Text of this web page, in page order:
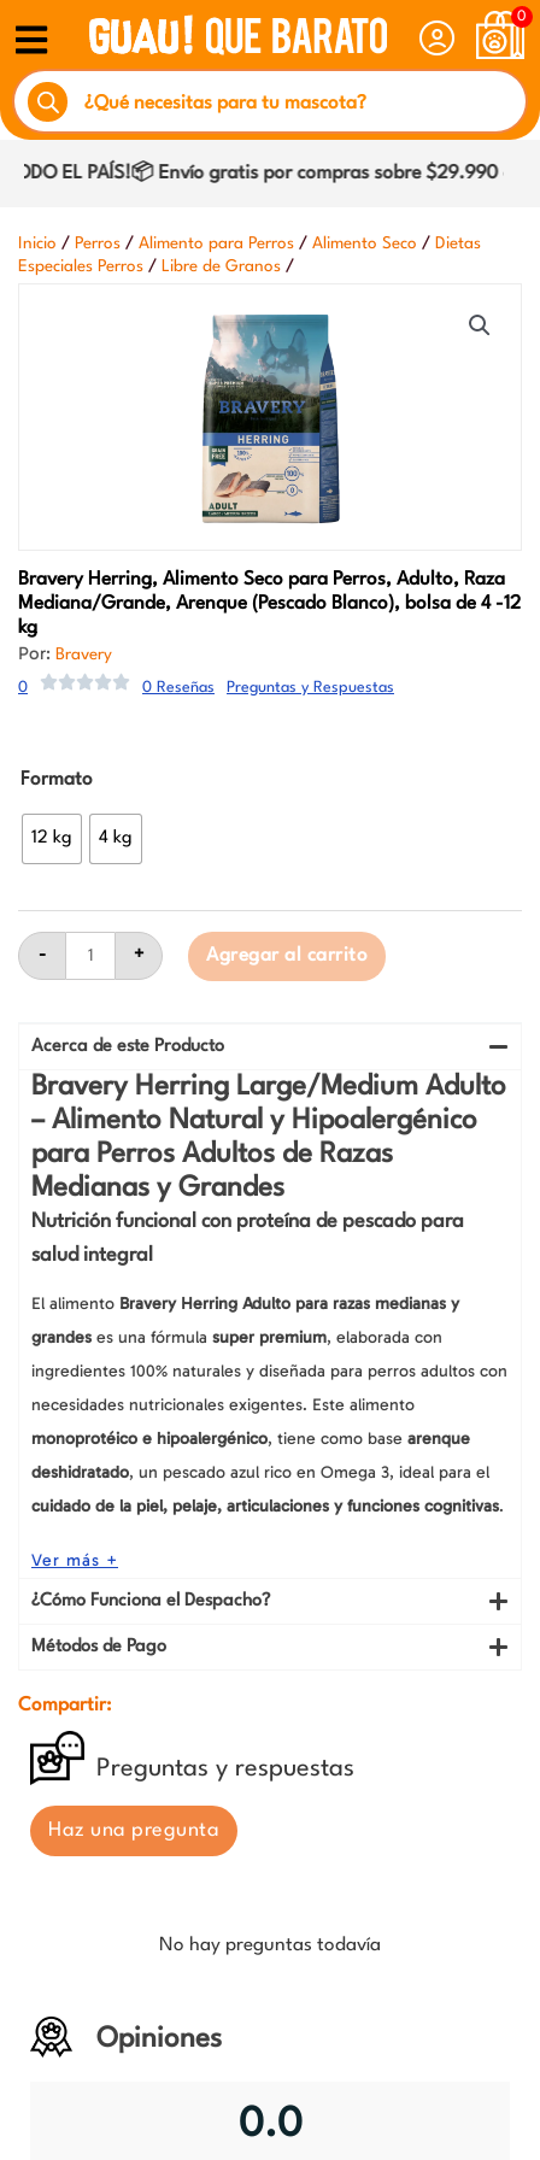
contenido
0
Búsqueda
de
productos
EL PAÍS!📦 Envío gratis por compras sobre $29.990
Inicio / Perros / Alimento para Perros / Alimento Seco / Dietas
Especiales Perros / Libre de Granos /
BraveryHerring, Alimento Seco para Perros, Adulto, Raza
Mediana/Grande, Arenque (Pescado Blanco), bolsa de 4 -12
kg
Por: Bravery
0 0 Reseñas Preguntas y Respuestas
Formato
12 kg 4 kg
-
Bravery
Herring,
Seco
para
Perros,
Raza
Mediana/Grande,
Arenque
4
kg
cantidad
+ Agregar al carrito
Acerca de este Producto
Bravery Herring Large/Medium Adulto
– Alimento Natural y Hipoalergénico
para Perros Adultos de Razas
Medianas y Grandes
Nutrición funcional con proteína de pescado para
salud integral
El alimento Bravery Herring Adulto para razas medianas y
grandes es una fórmula super premium, elaborada con
ingredientes 100% naturales y diseñada para perros adultos con
necesidades nutricionales exigentes. Este alimento
monoprotéico e hipoalergénico, tiene como base arenque
deshidratado, un pescado azul rico en Omega 3, ideal para el
cuidado de la piel, pelaje, articulaciones y funciones cognitivas.
Ver más +
¿Cómo Funciona el Despacho?
Métodos de Pago
Compartir:
Preguntas y respuestas
Haz una pregunta
No hay preguntas todavía
Opiniones
0.0